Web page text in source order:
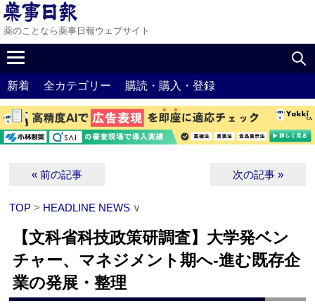
薬のことなら薬事日報ウェブサイト
新着 全カテゴリー 購読・購入・登録
« 前の記事 次の記事 »
TOP > HEADLINE NEWS ∨
【文科省科技政策研調査】大学発ベン
チャー、マネジメント期へ‐進む既存企
業の発展・整理